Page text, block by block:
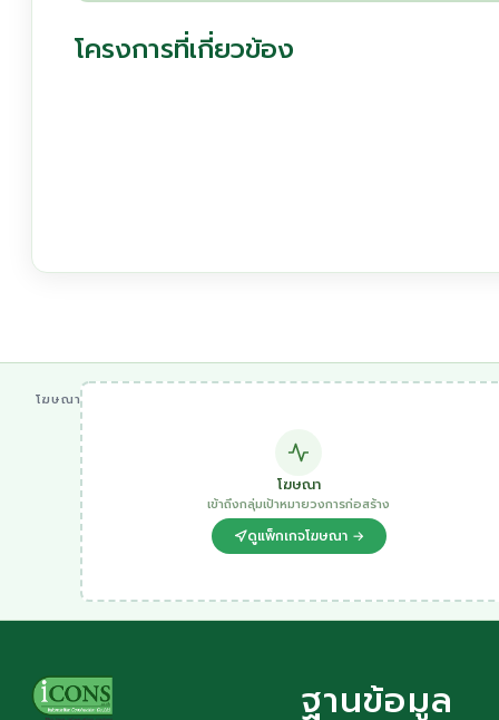
โครงการที่เกี่ยวข้อง
โฆษณา
โฆษณา
เข้าถึงกลุ่มเป้าหมายวงการก่อสร้าง
ดูแพ็กเกจโฆษณา →
ฐานข้อมูล